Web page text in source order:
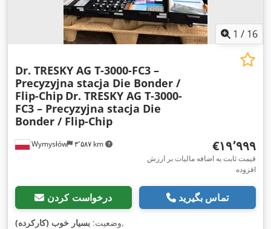
1 / 16
Wymysłów ۳٬۵۸۷ km
Dr. TRESKY AG T-3000-FC3 –
Precyzyjna stacja Die Bonder /
Flip-Chip Dr. TRESKY AG T-3000-
FC3 – Precyzyjna stacja Die
Bonder / Flip-Chip
‎€۱۹٬۹۹۹
قیمت ثابت به اضافه مالیات بر ارزش
افزوده
درخواست کردن تماس بگیرید
وضعیت: بسیار خوب (کارکرده) ,